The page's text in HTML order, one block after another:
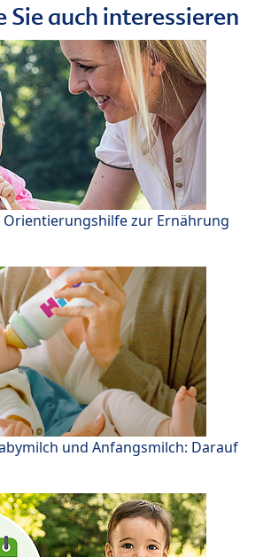
Sie auch interessieren
zur Ernährung
und Anfangsmilch: Darauf